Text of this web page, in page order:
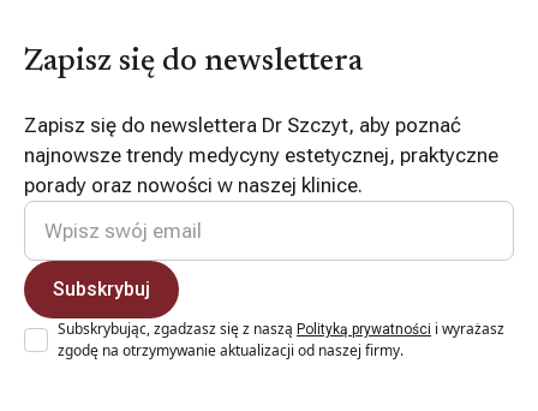
Zapisz się do newslettera
Zapisz się do newslettera Dr Szczyt, aby poznać
najnowsze trendy medycyny estetycznej, praktyczne
porady oraz nowości w naszej klinice.
Subskrybując, zgadzasz się z naszą Polityką prywatności i wyrażasz
zgodę na otrzymywanie aktualizacji od naszej firmy.